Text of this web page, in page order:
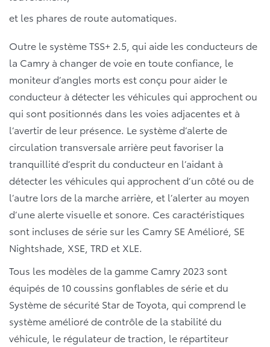
et les phares de route automatiques.
Outre le système TSS+ 2.5, qui aide les conducteurs de
la Camry à changer de voie en toute confiance, le
moniteur d’angles morts est conçu pour aider le
conducteur à détecter les véhicules qui approchent ou
qui sont positionnés dans les voies adjacentes et à
l’avertir de leur présence. Le système d’alerte de
circulation transversale arrière peut favoriser la
tranquillité d’esprit du conducteur en l’aidant à
détecter les véhicules qui approchent d’un côté ou de
l’autre lors de la marche arrière, et l’alerter au moyen
d’une alerte visuelle et sonore. Ces caractéristiques
sont incluses de série sur les Camry SE Amélioré, SE
Nightshade, XSE, TRD et XLE.
Tous les modèles de la gamme Camry 2023 sont
équipés de 10 coussins gonflables de série et du
Système de sécurité Star de Toyota, qui comprend le
système amélioré de contrôle de la stabilité du
véhicule, le régulateur de traction, le répartiteur